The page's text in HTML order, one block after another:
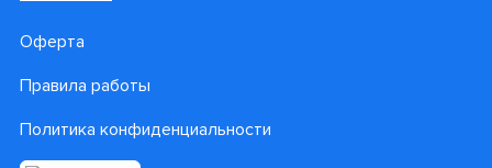
Оферта
Правила работы
Политика конфиденциальности